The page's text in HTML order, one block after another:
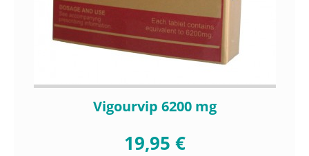
Vigourvip 6200 mg
19,95 €